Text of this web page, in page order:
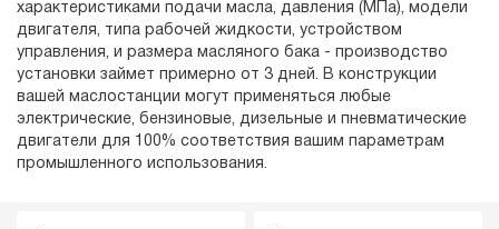
характеристиками подачи масла, давления (МПа), модели
двигателя, типа рабочей жидкости, устройством
управления, и размера масляного бака - производство
установки займет примерно от 3 дней. В конструкции
вашей маслостанции могут применяться любые
электрические, бензиновые, дизельные и пневматические
двигатели для 100% соответствия вашим параметрам
промышленного использования.